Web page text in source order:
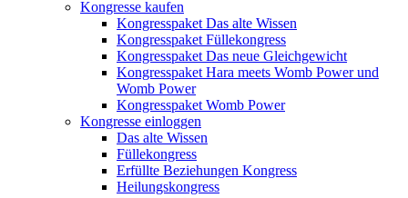
Kongresse kaufen
Kongresspaket Das alte Wissen
Kongresspaket Füllekongress
Kongresspaket Das neue Gleichgewicht
Kongresspaket Hara meets Womb Power und
Womb Power
Kongresspaket Womb Power
Kongresse einloggen
Das alte Wissen
Füllekongress
Erfüllte Beziehungen Kongress
Heilungskongress